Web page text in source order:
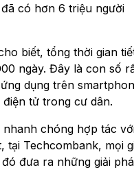
có hơn 6 triệu người
biết, tổng thời gian
ngày. Đây là con số
dụng trên
tử trong cư dân.
nhanh chóng hợp tác
tại Techcombank, mọi
đưa ra những giải